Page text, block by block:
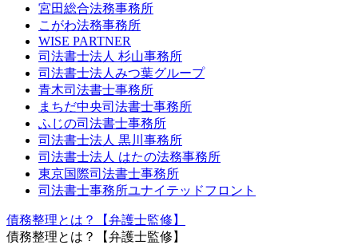
宮田総合法務事務所
こがわ法務事務所
WISE PARTNER
司法書士法人 杉山事務所
司法書士法人みつ葉グループ
青木司法書士事務所
まちだ中央司法書士事務所
ふじの司法書士事務所
司法書士法人 黒川事務所
司法書士法人 はたの法務事務所
東京国際司法書士事務所
司法書士事務所ユナイテッドフロント
債務整理とは？【弁護士監修】
債務整理とは？【弁護士監修】